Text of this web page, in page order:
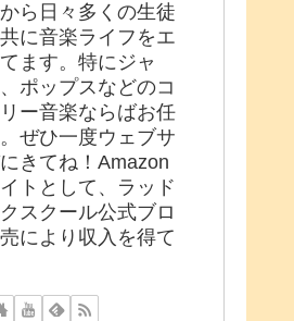
ら日々多くの生徒
に音楽ライフをエ
ます。特にジャ
ポップスなどのコ
ー音楽ならばお任
ぜひ一度ウェブサ
きてね！Amazon
トとして、ラッド
スクール公式ブロ
により収入を得て